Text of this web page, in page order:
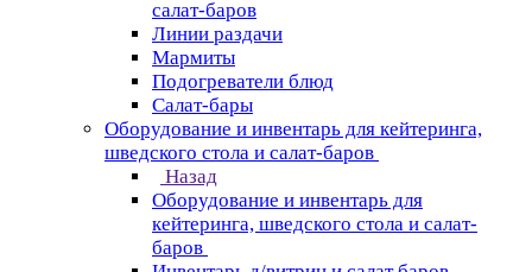
салат-баров
Линии раздачи
Мармиты
Подогреватели блюд
Салат-бары
Оборудование и инвентарь для кейтеринга,
шведского стола и салат-баров
Назад
Оборудование и инвентарь для
кейтеринга, шведского стола и салат-
баров